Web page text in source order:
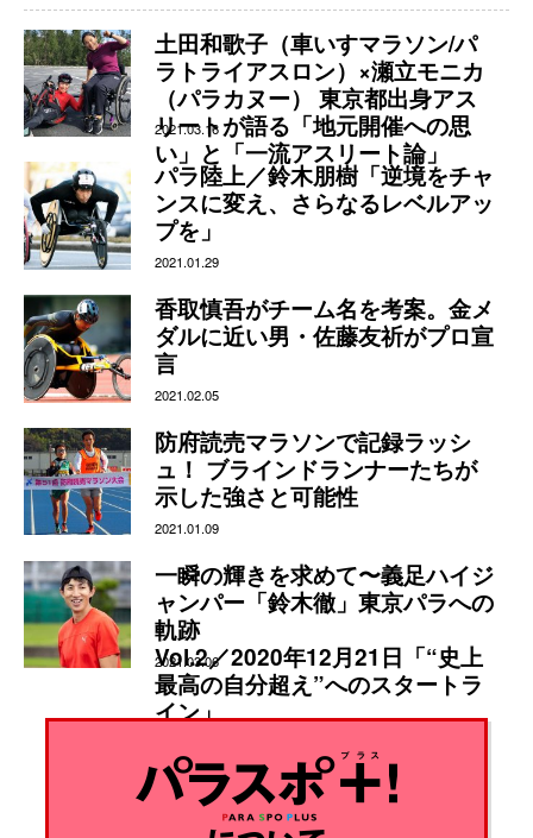
土田和歌子（車いすマラソン/パ
ラトライアスロン）×瀬立モニカ
（パラカヌー） 東京都出身アス
リートが語る「地元開催への思
い」と「一流アスリート論」
2021.03.16
パラ陸上／鈴木朋樹「逆境をチャ
ンスに変え、さらなるレベルアッ
プを」
2021.01.29
香取慎吾がチーム名を考案。金メ
ダルに近い男・佐藤友祈がプロ宣
言
2021.02.05
防府読売マラソンで記録ラッシ
ュ！ ブラインドランナーたちが
示した強さと可能性
2021.01.09
一瞬の輝きを求めて〜義足ハイジ
ャンパー「鈴木徹」東京パラへの
軌跡
Vol.2／2020年12月21日「“史上
最高の自分超え”へのスタートラ
イン」
2021.03.06